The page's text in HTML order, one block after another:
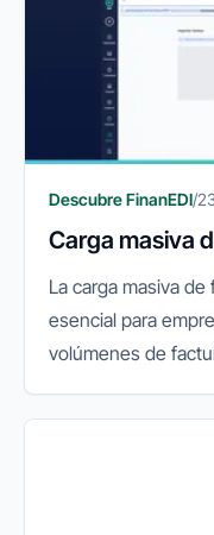
Descubre FinanEDI/
Carga masiva
La carga masiva
esencial para
volúmenes de
permite importar